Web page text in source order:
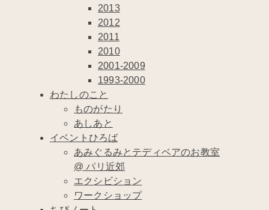
2013
2012
2011
2010
2001-2009
1993-2000
わたしのこと
ものがたり
あしあと
イベントひろば
あみぐるみとテディベアのお教室
@ パリ近郊
エクシビション
ワークショップ